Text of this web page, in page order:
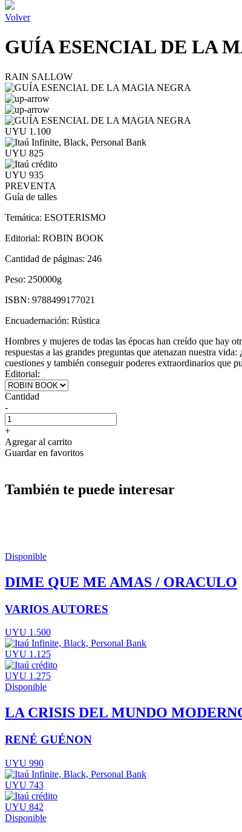
Volver
GUÍA ESENCIAL DE LA
RAIN SALLOW
UYU 1.100
UYU 825
UYU 935
PREVENTA
Guía de talles
Temática: ESOTERISMO
Editorial: ROBIN BOOK
Cantidad de páginas: 246
Peso: 250000g
ISBN: 9788499177021
Encuadernación: Rústica
Hombres y mujeres de todas las épocas han creído que hay
respuestas a las grandes preguntas que atenazan nuestra
cuestiones y también conseguir poderes extraordinarios que
Editorial:
Cantidad
-
+
Agregar al carrito
Guardar en favoritos
También te puede interesar
Disponible
DIME QUE ME AMAS / ORACULO
VARIOS AUTORES
UYU 1.500
UYU 1.125
UYU 1.275
Disponible
LA CRISIS DEL MUNDO
RENÉ GUÉNON
UYU 990
UYU 743
UYU 842
Disponible